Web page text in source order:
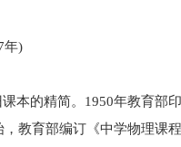
年)
本的精简。1950年教育部
教育部编订《中学物理课